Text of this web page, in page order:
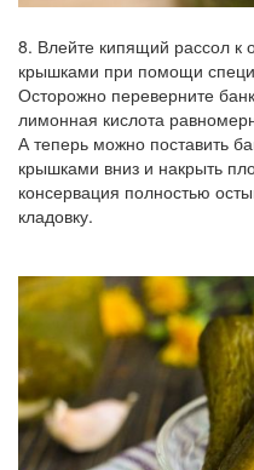
8. Влейте кипящий рассол к
крышками при помощи
Осторожно переверните
лимонная кислота
А теперь можно поставить
крышками вниз и накрыть
консервация полностью
кладовку.